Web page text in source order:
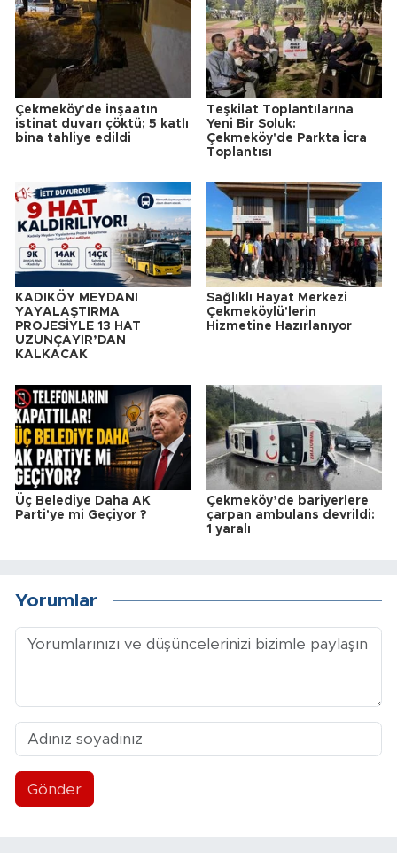
Çekmeköy'de inşaatın
istinat duvarı çöktü; 5 katlı
bina tahliye edildi
Teşkilat Toplantılarına
Yeni Bir Soluk:
Çekmeköy'de Parkta İcra
Toplantısı
KADIKÖY MEYDANI
YAYALAŞTIRMA
PROJESİYLE 13 HAT
UZUNÇAYIR’DAN
KALKACAK
Sağlıklı Hayat Merkezi
Çekmeköylü'lerin
Hizmetine Hazırlanıyor
Üç Belediye Daha AK
Parti'ye mi Geçiyor ?
Çekmeköy’de bariyerlere
çarpan ambulans devrildi:
1 yaralı
Yorumlar
Gönder